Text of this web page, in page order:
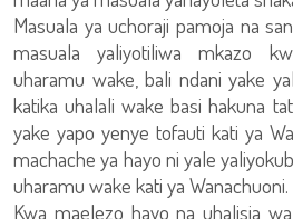
Masuala ya uchoraji pamoja na
masuala yaliyotiliwa mkazo
uharamu wake, bali ndani yake
katika uhalali wake basi hakuna
yake yapo yenye tofauti kati ya
machache ya hayo ni yale
uharamu wake kati ya Wanachuoni.
Kwa maelezo hayo na uhalisia